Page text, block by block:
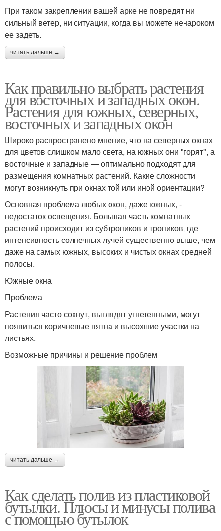
При таком закреплении вашей арке не повредят ни
сильный ветер, ни ситуации, когда вы можете ненароком
ее задеть.
читать дальше →
Как правильно выбрать растения
для восточных и западных окон.
Растения для южных, северных,
восточных и западных окон
Широко распространено мнение, что на северных окнах
для цветов слишком мало света, на южных они "горят", а
восточные и западные — оптимально подходят для
размещения комнатных растений. Какие сложности
могут возникнуть при окнах той или иной ориентации?
Основная проблема любых окон, даже южных, -
недостаток освещения. Большая часть комнатных
растений происходит из субтропиков и тропиков, где
интенсивность солнечных лучей существенно выше, чем
даже на самых южных, высоких и чистых окнах средней
полосы.
Южные окна
Проблема
Растения часто сохнут, выглядят угнетенными, могут
появиться коричневые пятна и высохшие участки на
листьях.
Возможные причины и решение проблем
читать дальше →
Как сделать полив из пластиковой
бутылки. Плюсы и минусы полива
с помощью бутылок